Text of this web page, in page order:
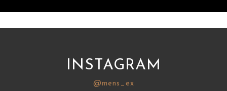
INSTAGRAM
@mens_ex